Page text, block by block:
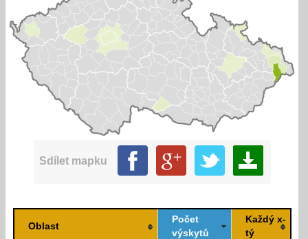
Sdílet mapku
Oblast
Počet
výskytů
Každý x-
tý